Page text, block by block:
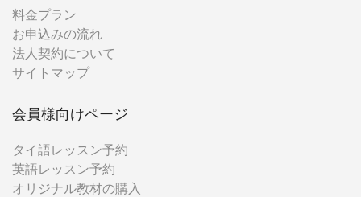
料金プラン
お申込みの流れ
法人契約について
サイトマップ
会員様向けページ
タイ語レッスン予約
英語レッスン予約
オリジナル教材の購入